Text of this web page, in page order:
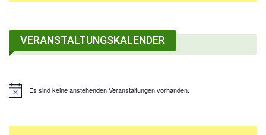
VERANSTALTUNGSKALENDER
Es sind keine anstehenden Veranstaltungen vorhanden.